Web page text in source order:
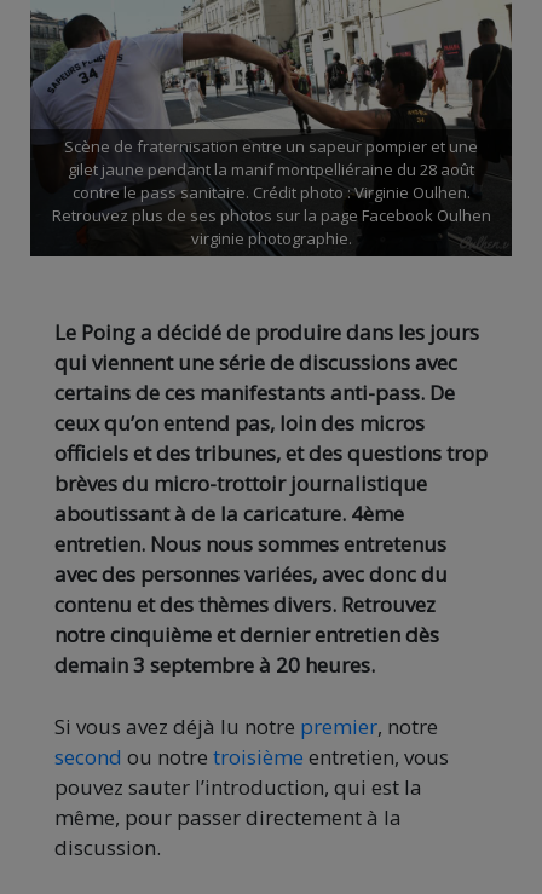
Scène de fraternisation entre un sapeur pompier et une
gilet jaune pendant la manif montpelliéraine du 28 août
contre le pass sanitaire. Crédit photo : Virginie Oulhen.
Retrouvez plus de ses photos sur la page Facebook Oulhen
virginie photographie.
Le Poing a décidé de produire dans les jours
qui viennent une série de discussions avec
certains de ces manifestants anti-pass. De
ceux qu’on entend pas, loin des micros
officiels et des tribunes, et des questions trop
brèves du micro-trottoir journalistique
aboutissant à de la caricature. 4ème
entretien. Nous nous sommes entretenus
avec des personnes variées, avec donc du
contenu et des thèmes divers. Retrouvez
notre cinquième et dernier entretien dès
demain 3 septembre à 20 heures.
Si vous avez déjà lu notre premier, notre
second ou notre troisième entretien, vous
pouvez sauter l’introduction, qui est la
même, pour passer directement à la
discussion.